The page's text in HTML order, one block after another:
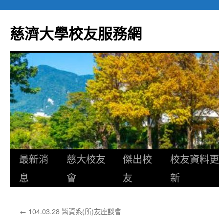
主
要
容
慈濟大學校友服務網
最新消
息
慈大校友
會
傑出校
友
校友資料更
新
← 104.03.28 醫資系(所)友座談會